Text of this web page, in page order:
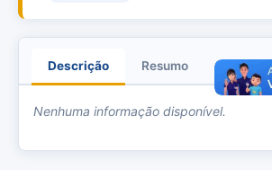
Descrição Resumo Anexos
Nenhuma informação disponível.